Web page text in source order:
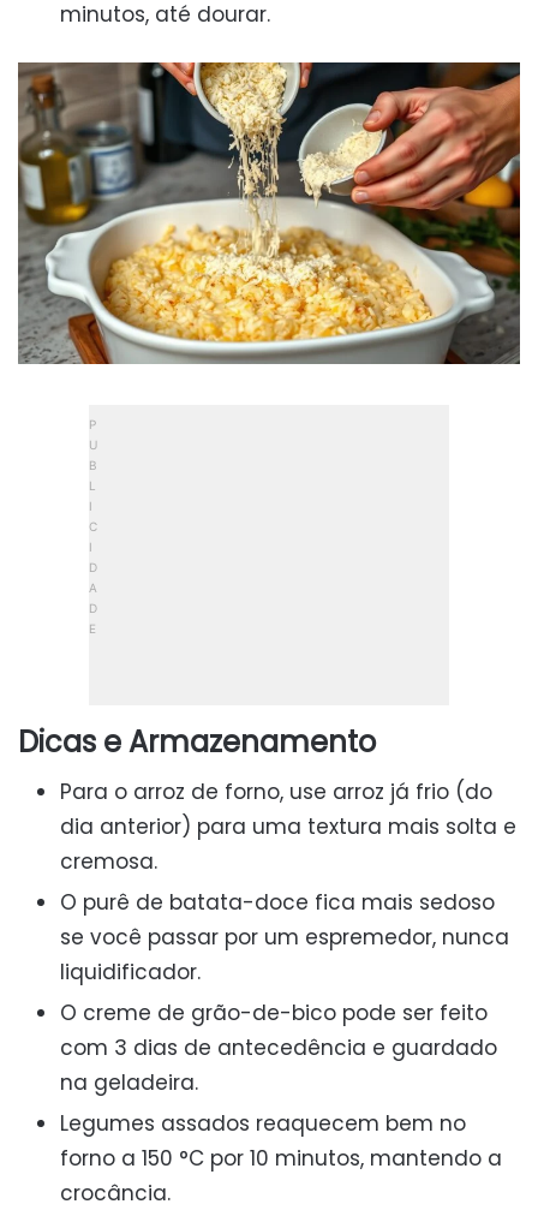
minutos, até dourar.
Dicas e Armazenamento
Para o arroz de forno, use arroz já frio (do
dia anterior) para uma textura mais solta e
cremosa.
O purê de batata-doce fica mais sedoso
se você passar por um espremedor, nunca
liquidificador.
O creme de grão-de-bico pode ser feito
com 3 dias de antecedência e guardado
na geladeira.
Legumes assados reaquecem bem no
forno a 150 °C por 10 minutos, mantendo a
crocância.